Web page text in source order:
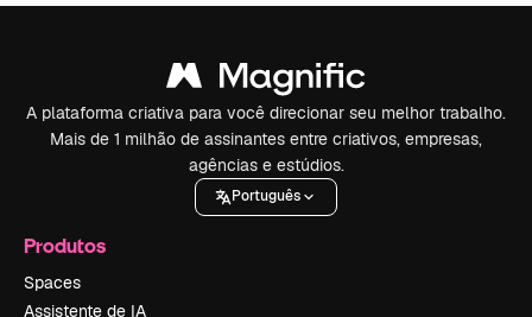
A plataforma criativa para você direcionar seu melhor trabalho.
Mais de 1 milhão de assinantes entre criativos, empresas,
agências e estúdios.
Português
Produtos
Spaces
Assistente de IA